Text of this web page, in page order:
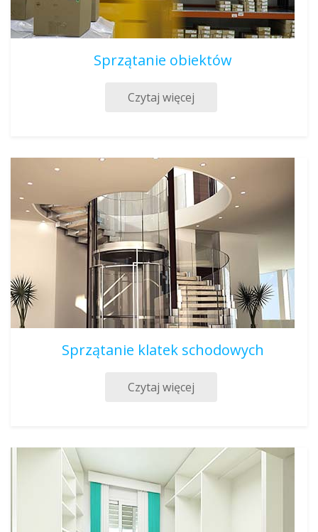
Sprzątanie obiektów
Czytaj więcej
Sprzątanie klatek schodowych
Czytaj więcej